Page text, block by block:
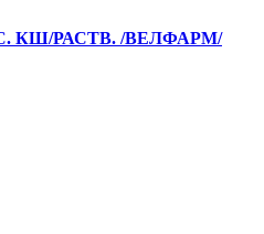
КШ/РАСТВ. /ВЕЛФАРМ/